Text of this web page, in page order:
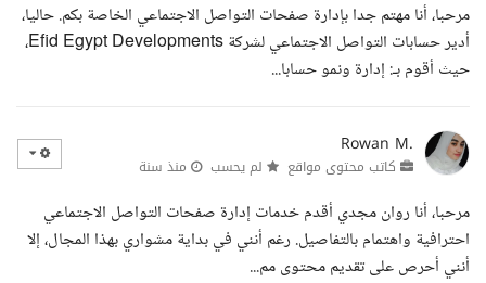
مرحبا، أنا مهتم جدا بإدارة صفحات التواصل الاجتماعي الخاصة بكم. حاليا،
أدير حسابات التواصل الاجتماعي لشركة Efid Egypt Developments،
حيث أقوم بـ: إدارة ونمو حسابا...
Rowan M.
كاتب محتوى مواقع لم يحسب منذ سنة
مرحبا، أنا روان مجدي أقدم خدمات إدارة صفحات التواصل الاجتماعي
احترافية واهتمام بالتفاصيل. رغم أنني في بداية مشواري بهذا المجال، إلا
أنني أحرص على تقديم محتوى مم...